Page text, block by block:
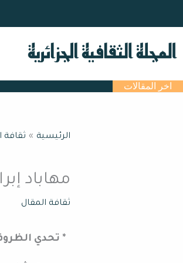
المحتوى
اخر المقالات
الرئيسية ثقافة
مهاباد
ثقافة المقال
* تحدي